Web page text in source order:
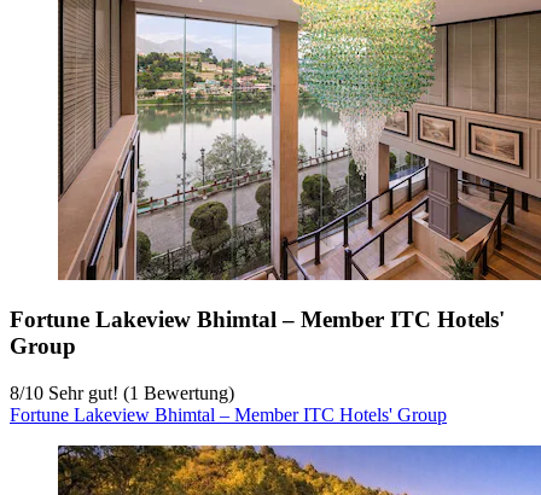
Fortune Lakeview Bhimtal – Member ITC Hotels'
Group
8/10 Sehr gut! (1 Bewertung)
Fortune Lakeview Bhimtal – Member ITC Hotels' Group